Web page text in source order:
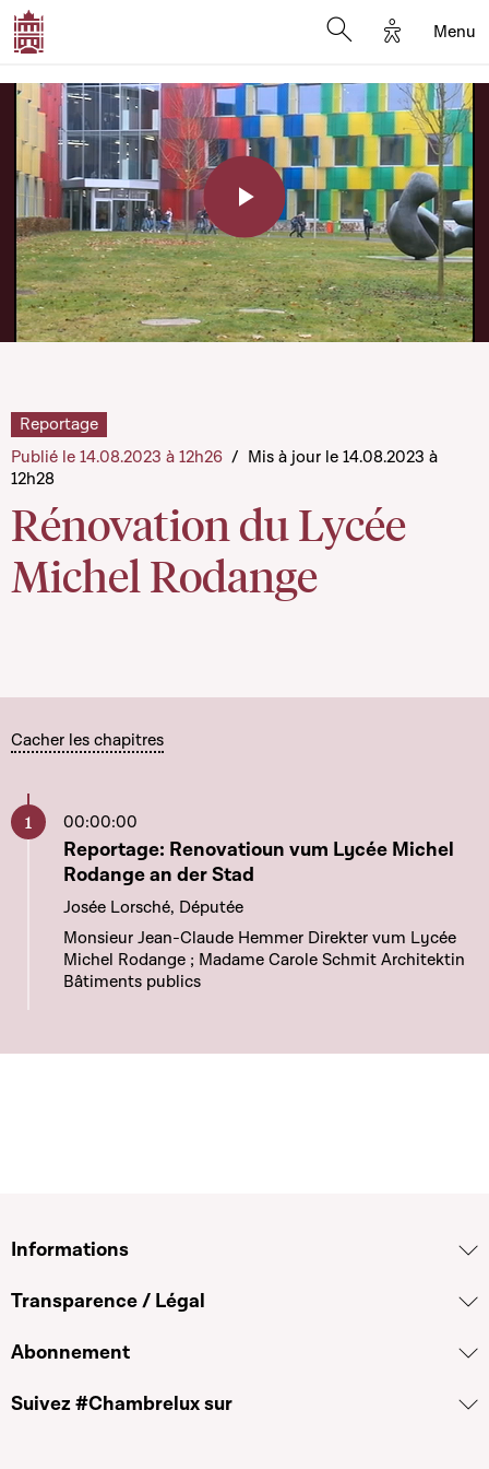
Options
Menu
Play
Video
Rénovation du Lycée
Michel Rodange
Reportage
Publié le 14.08.2023 à 12h26 / Mis à jour le 14.08.2023 à
12h28
Cacher les chapitres
00:00:00
Aller à ce chapitre
Reportage: Renovatioun vum Lycée Michel
Rodange an der Stad
Josée Lorsché, Députée
Monsieur Jean-Claude Hemmer Direkter vum Lycée
Michel Rodange ; Madame Carole Schmit Architektin
Bâtiments publics
Informations
Transparence / Légal
Abonnement
Suivez #Chambrelux sur